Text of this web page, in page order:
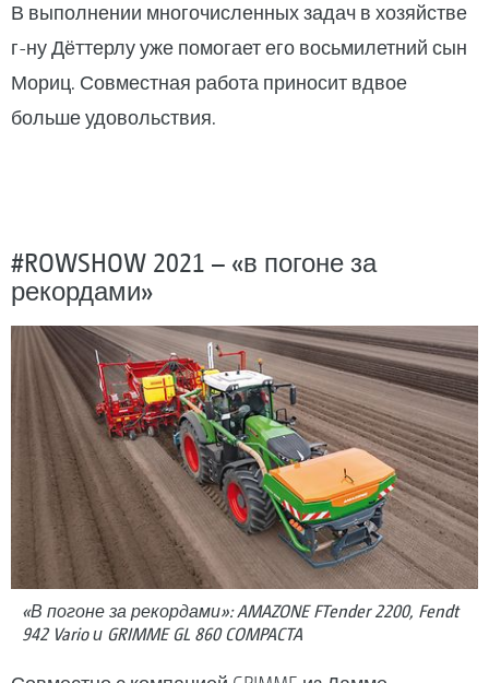
В выполнении многочисленных задач в хозяйстве
г-ну Дёттерлу уже помогает его восьмилетний сын
Мориц. Совместная работа приносит вдвое
больше удовольствия.
#ROWSHOW 2021 – «в погоне за
рекордами»
«В погоне за рекордами»: AMAZONE FTender 2200, Fendt
942 Vario и GRIMME GL 860 COMPACTA